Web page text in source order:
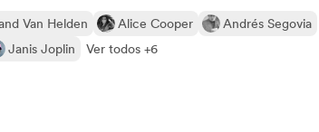
Van Helden Alice Cooper
Andrés Segovia
Janis Joplin Ver todos +6